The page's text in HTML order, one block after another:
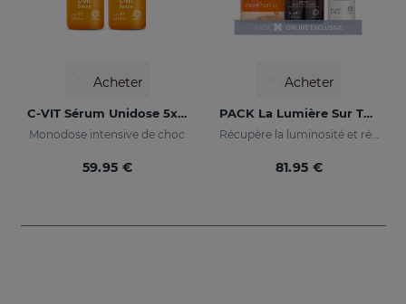
Acheter
C-VIT Sérum Unidose 5x7ml
Monodose intensive de choc
59.95 €
Acheter
PACK La Lumière Sur Ta Peau
Récupère la luminosité et réduit les taches de la peau
81.95 €